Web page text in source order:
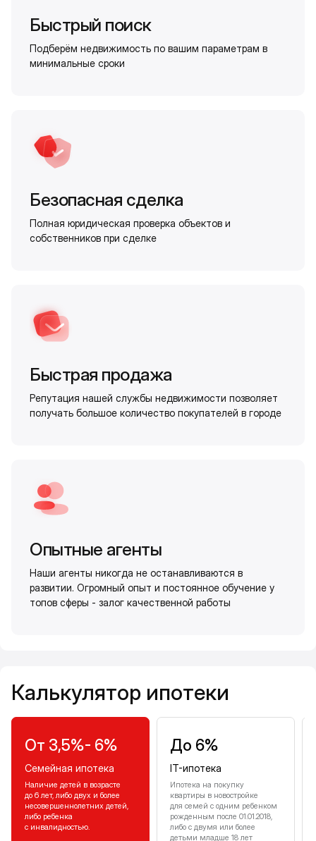
Быстрый поиск
Подберём недвижимость по вашим параметрам в
минимальные сроки
Безопасная сделка
Полная юридическая проверка объектов и
собственников при сделке
Быстрая продажа
Репутация нашей службы недвижимости позволяет
получать большое количество покупателей в городе
Опытные агенты
Наши агенты никогда не останавливаются в
развитии. Огромный опыт и постоянное обучение у
топов сферы - залог качественной работы
Калькулятор ипотеки
От 3,5%- 6%
Семейная ипотека
Наличие детей в возрасте
до 6 лет, либо двух и более
несовершеннолетних детей,
либо ребенка
с инвалидностью.
До 6%
IT-ипотека
Ипотека на покупку
квартиры в новостройке
для семей с одним ребенком
рожденным после 01.01.2018,
либо с двумя или более
детьми младше 18 лет